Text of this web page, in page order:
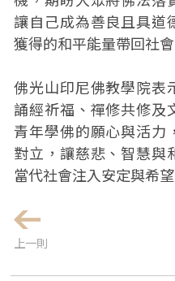
讓自己成為善良且具道
獲得的和平能量帶回社
佛光山印尼佛教學院表
誦經祈福、禪修共修及
青年學佛的願心與活力
對立，讓慈悲、智慧與
當代社會注入安定與希
上一則